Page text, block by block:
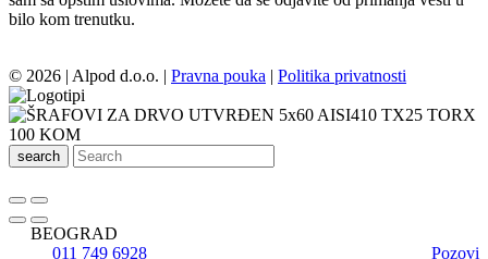
bilo kom trenutku.
© 2026 | Alpod d.o.o. | Pravna pouka | Politika privatnosti
search
BEOGRAD
011 749 6928
Pozovi